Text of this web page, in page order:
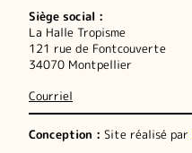
Siège social :
La Halle Tropisme
121 rue de Fontcouverte
34070 Montpellier
Courriel
Conception : Site réalisé par